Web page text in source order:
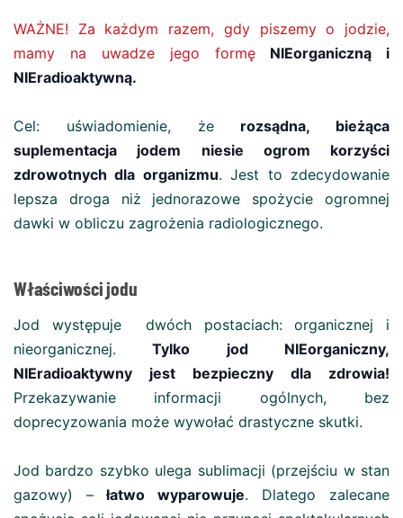
WAŻNE! Za każdym razem, gdy piszemy o jodzie,
mamy na uwadze jego formę NIEorganiczną i
NIEradioaktywną.
Cel: uświadomienie, że rozsądna, bieżąca
suplementacja jodem niesie ogrom korzyści
zdrowotnych dla organizmu. Jest to zdecydowanie
lepsza droga niż jednorazowe spożycie ogromnej
dawki w obliczu zagrożenia radiologicznego.
Właściwości jodu
Jod występuje dwóch postaciach: organicznej i
nieorganicznej. Tylko jod NIEorganiczny,
NIEradioaktywny jest bezpieczny dla zdrowia!
Przekazywanie informacji ogólnych, bez
doprecyzowania może wywołać drastyczne skutki.
Jod bardzo szybko ulega sublimacji (przejściu w stan
gazowy) – łatwo wyparowuje. Dlatego zalecane